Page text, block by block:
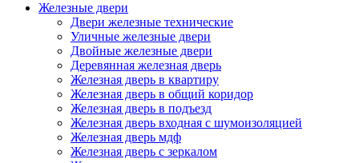
Железные двери
Двери железные технические
Уличные железные двери
Двойные железные двери
Деревянная железная дверь
Железная дверь в квартиру
Железная дверь в общий коридор
Железная дверь в подъезд
Железная дверь входная с шумоизоляцией
Железная дверь мдф
Железная дверь с зеркалом